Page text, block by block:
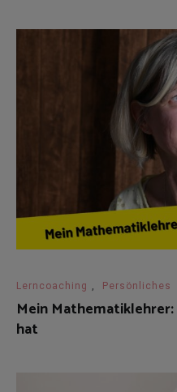
Lerncoaching , Persönliches
Mein
hat